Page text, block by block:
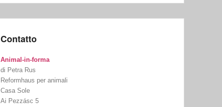
Contatto
Animal-in-forma
di Petra Rus
Reformhaus per animali
Casa Sole
Ai Pezzásc 5